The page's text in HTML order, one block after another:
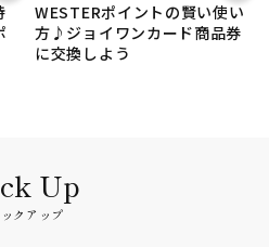
WESTERポイントの賢い使い
方♪ジョイワンカード商品券
に交換しよう
クアップ